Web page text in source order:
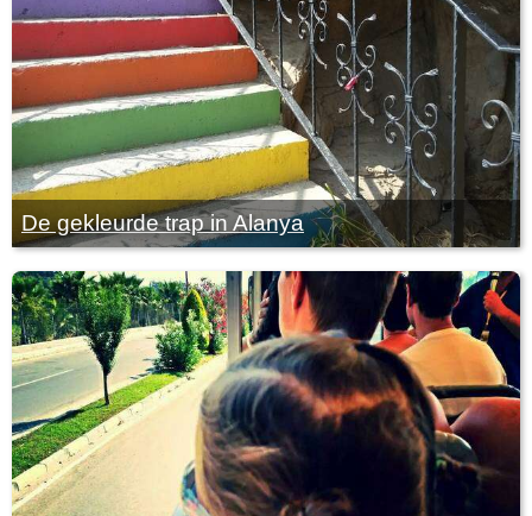
De gekleurde trap in Alanya